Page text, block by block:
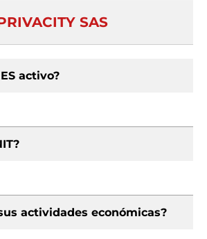
SAS
activo?
actividades económicas?